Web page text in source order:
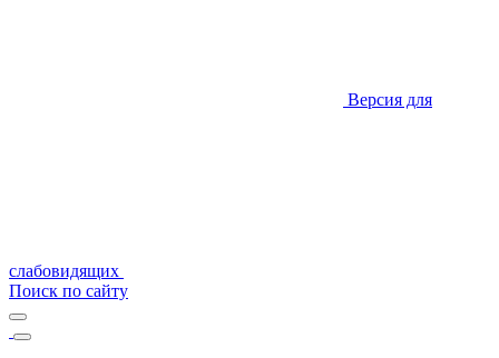
Версия для
слабовидящих
Поиск по сайту